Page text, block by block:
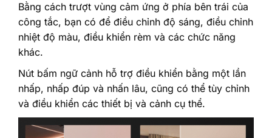
Bằng cách trượt vùng cảm ứng ở phía bên trái của
công tắc, bạn có để điều chỉnh độ sáng, điều chỉnh
nhiệt độ màu, điều khiển rèm và các chức năng
khác.
Nút bấm ngữ cảnh hỗ trợ điều khiển bằng một lần
nhấp, nhấp đúp và nhấn lâu, cũng có thể tùy chỉnh
và điều khiển các thiết bị và cảnh cụ thể.